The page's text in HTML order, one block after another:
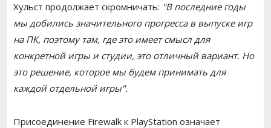
Хульст продолжает скромничать: "В последние годы
мы добились значительного прогресса в выпуске игр
на ПК, поэтому там, где это имеет смысл для
конкретной игры и студии, это отличный вариант. Но
это решение, которое мы будем принимать для
каждой отдельной игры".
Присоединение Firewalk к PlayStation означает